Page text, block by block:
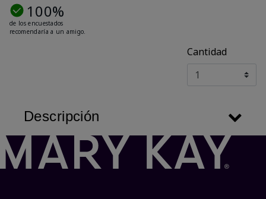
100%
de los encuestados
recomendaría a un amigo.
Cantidad
Descripción